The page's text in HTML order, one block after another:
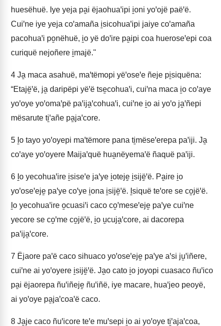
huesëhuë. Iye yeja pa̱i ëjaohuaꞌipi i̱oni yoꞌojë paëꞌë.
Cuiꞌne iye yeja coꞌamaña i̱sicohuaꞌipi jaiye coꞌamaña
pacohuaꞌi po̱nëhuë, i̱o yë doꞌire pa̱ipi coa hueroseꞌepi coa
curiquë nejoñere i̱majë."
4 Ja̱ maca asahuë, maꞌtëmopi yëꞌoseꞌe ñeje pi̱siquëna:
“Etajë̱ꞌë, ja̱ daripëpi yëꞌë tse̱cohuaꞌi, cuiꞌna maca i̱o coꞌaye
yoꞌoye yoꞌomaꞌpë paꞌija̱ꞌcohuaꞌi, cuiꞌne i̱o ai yoꞌo ja̱ꞌñepi
mësarute ti̱ꞌañe pa̱jaꞌcore.
5 I̱o tayo yoꞌoyepi maꞌtëmore pana ti̱mëseꞌerepa paꞌiji. Ja̱
coꞌaye yoꞌoyere Maijaꞌquë hua̱nëyemaꞌë ñaquë paꞌiji.
6 I̱o yecohuaꞌire i̱siseꞌe jaꞌye i̱oteje̱ i̱sijë̱ꞌë. Pa̱ire i̱o
yoꞌoseꞌeje̱ paꞌye coꞌye i̱ona i̱sijë̱ꞌë. I̱siquë teꞌore se co̱jëꞌë.
I̱o yecohuaꞌire o̱cuasiꞌi caco co̱ꞌmeseꞌeje̱ paꞌye cuiꞌne
yecore se co̱ꞌme co̱jëꞌë, i̱o u̱cuja̱ꞌcore, ai dacorepa
paꞌija̱ꞌcore.
7 Ëjaore paꞌë caco sihuaco yoꞌoseꞌeje̱ paꞌye aꞌsi ju̱ꞌiñere,
cuiꞌne ai yoꞌoyere i̱sijë̱ꞌë. Ja̱o cato i̱o joyopi cuasaco ñuꞌico
pa̱i ëjaorepa ñuꞌiñeje̱ ñuꞌiñë, iye macare, huaꞌjeo peoyë,
ai yoꞌoye pa̱jaꞌcoaꞌë caco.
8 Ja̱je caco ñuꞌicore teꞌe muꞌsepi i̱o ai yoꞌoye ti̱ꞌajaꞌcoa,